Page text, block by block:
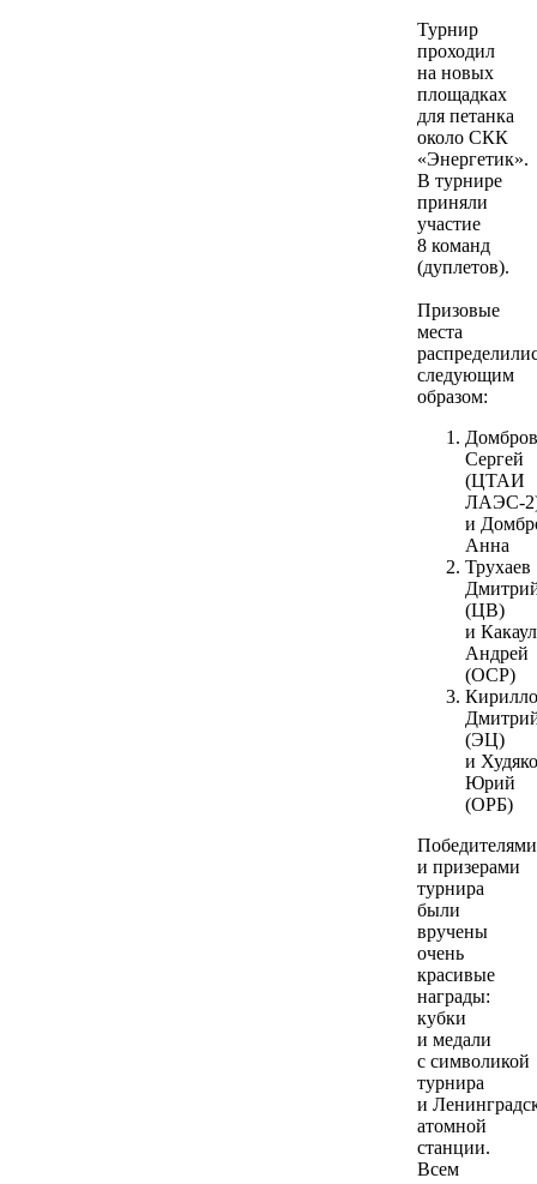
Турнир
проходил
на новых
площадках
для петанка
около СКК
«Энергетик».
В турнире
приняли
участие
8 команд
(дуплетов).
Призовые
места
следующим
образом:
Сергей
(ЦТАИ
ЛАЭС-
и
Анна
Трухаев
(ЦВ)
и
Андрей
(ОСР)
(ЭЦ)
и
Юрий
(ОРБ)
Победителями
и призерами
турнира
были
вручены
очень
красивые
награды:
кубки
и медали
с символикой
турнира
и
атомной
станции.
Всем